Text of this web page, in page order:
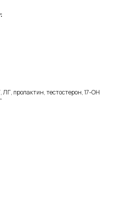
пролактин, тестостерон, 17-OH